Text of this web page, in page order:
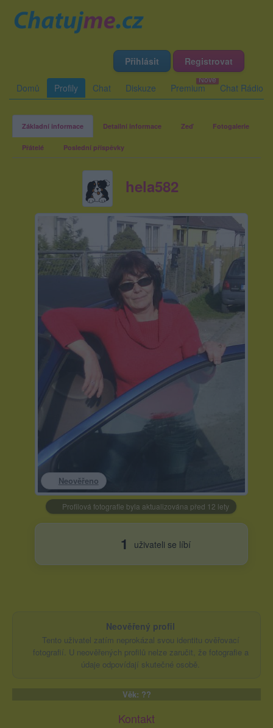
Přihlásit Registrovat
Domů Profily Chat Diskuze Premium Chat Rádio
Základní informace Detailní informace Zeď Fotogalerie
Přátelé Poslední příspěvky
hela582
Neověřeno
Profilová fotografie byla aktualizována před 12 lety
1 uživateli se líbí
Neověřený profil
Tento uživatel zatím neprokázal svou identitu ověřovací
fotografií. U neověřených profilů nelze zaručit, že fotografie a
údaje odpovídají skutečné osobě.
Věk: ??
Kontakt